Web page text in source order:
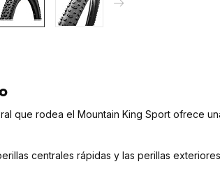
que rodea el Mountain King Sport ofrece
centrales rápidas y las perillas